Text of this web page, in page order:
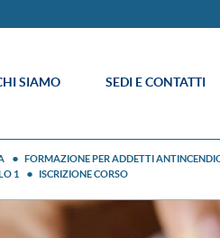
SIAMO SEDI E CONTATTI
FORMAZIONE PER ADDETTI
1
ISCRIZIONE CORSO